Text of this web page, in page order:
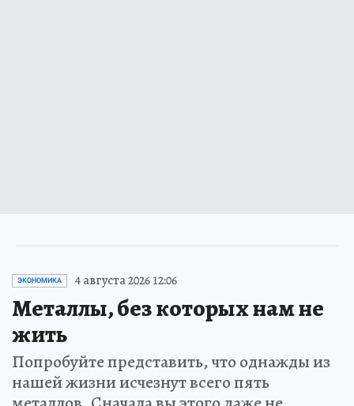
ЭКОНОМИКА 4 августа 2026 12:06
Металлы, без которых нам не
жить
Попробуйте представить, что однажды из
нашей жизни исчезнут всего пять